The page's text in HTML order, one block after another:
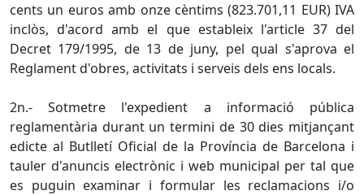
cents un euros amb onze cèntims (823.701,11 EUR) IVA
inclòs, d'acord amb el que estableix l'article 37 del
Decret 179/1995, de 13 de juny, pel qual s'aprova el
Reglament d'obres, activitats i serveis dels ens locals.
2n.- Sotmetre l'expedient a informació pública
reglamentària durant un termini de 30 dies mitjançant
edicte al Butlletí Oficial de la Província de Barcelona i
tauler d'anuncis electrònic i web municipal per tal que
es puguin examinar i formular les reclamacions i/o